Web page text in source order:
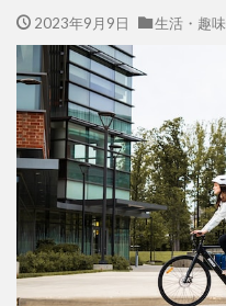
2023年9月9日 生活・趣味